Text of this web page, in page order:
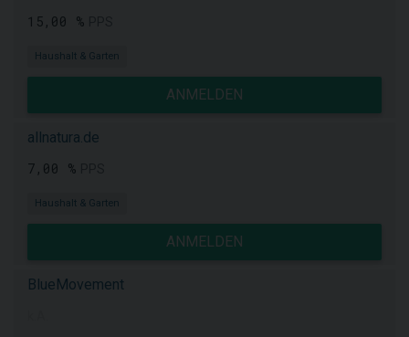
15,00 %
Haushalt & Garten
ANMELDEN
allnatura.de
7,00 %
Haushalt & Garten
ANMELDEN
BlueMovement